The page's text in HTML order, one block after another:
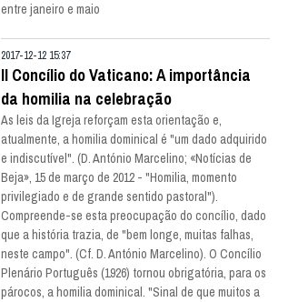
entre janeiro e maio
2017-12-12 15:37
II Concílio do Vaticano: A importância
da homilia na celebração
As leis da Igreja reforçam esta orientação e,
atualmente, a homilia dominical é "um dado adquirido
e indiscutível". (D. António Marcelino; «Notícias de
Beja», 15 de março de 2012 - "Homilia, momento
privilegiado e de grande sentido pastoral").
Compreende-se esta preocupação do concílio, dado
que a história trazia, de "bem longe, muitas falhas,
neste campo". (Cf. D. António Marcelino). O Concílio
Plenário Português (1926) tornou obrigatória, para os
párocos, a homilia dominical. "Sinal de que muitos a